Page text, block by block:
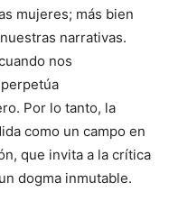
mujeres; más bien
narrativas.
nos
Por lo tanto, la
como un campo en
que invita a la crítica
dogma inmutable.